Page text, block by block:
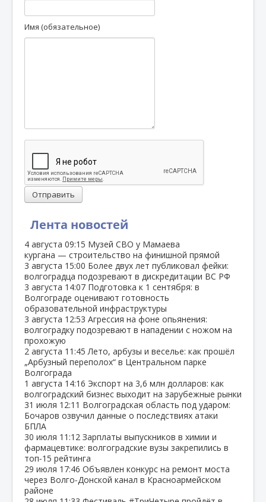
Лента новостей
4 августа 09:15 Музей СВО у Мамаева
кургана — строительство на финишной прямой
3 августа 15:00 Более двух лет публиковал фейки:
волгоградца подозревают в дискредитации ВС РФ
3 августа 14:07 Подготовка к 1 сентября: в
Волгограде оценивают готовность
образовательной инфраструктуры
3 августа 12:53 Агрессия на фоне опьянения:
волгоградку подозревают в нападении с ножом на
прохожую
2 августа 11:45 Лето, арбузы и веселье: как прошёл
„Арбузный переполох“ в Центральном парке
Волгограда
1 августа 14:16 Экспорт на 3,6 млн долларов: как
волгоградский бизнес выходит на зарубежные рынки
31 июля 12:11 Волгоградская область под ударом:
Бочаров озвучил данные о последствиях атаки
БПЛА
30 июля 11:12 Зарплаты выпускников в химии и
фармацевтике: волгоградские вузы закрепились в
топ‑15 рейтинга
29 июля 17:46 Объявлен конкурс на ремонт моста
через Волго‑Донской канал в Красноармейском
районе
Имя (обязательное)
Отправить